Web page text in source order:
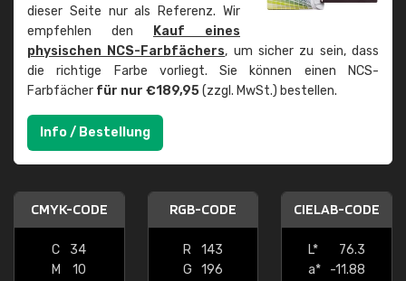
dieser Seite nur als Referenz. Wir
empfehlen den
Kauf eines
physischen NCS-Farbfächers, um sicher zu sein, dass
die richtige Farbe vorliegt. Sie können einen NCS-
Farbfächer für nur €189,95(zzgl. MwSt.) bestellen.
Info / Bestellung
CMYK-CODE
C
34
M
10
RGB-CODE
R
143
G
196
CIELAB-CODE
L*
76.3
a*
-11.88